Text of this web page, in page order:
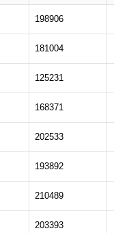
198906
181004
125231
168371
202533
193892
210489
203393